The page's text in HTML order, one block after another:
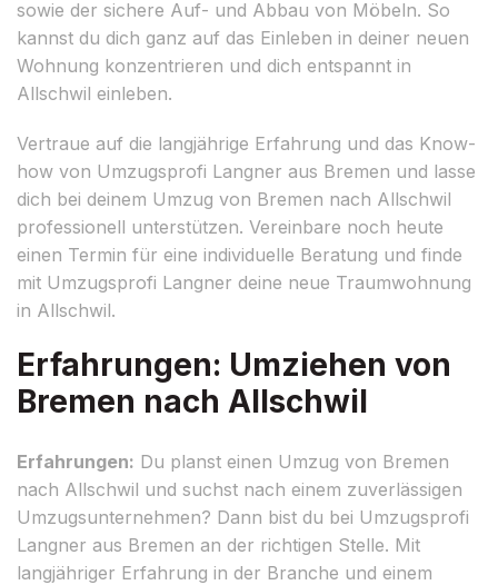
sowie der sichere Auf- und Abbau von Möbeln. So
kannst du dich ganz auf das Einleben in deiner neuen
Wohnung konzentrieren und dich entspannt in
Allschwil einleben.
Vertraue auf die langjährige Erfahrung und das Know-
how von Umzugsprofi Langner aus Bremen und lasse
dich bei deinem Umzug von Bremen nach Allschwil
professionell unterstützen. Vereinbare noch heute
einen Termin für eine individuelle Beratung und finde
mit Umzugsprofi Langner deine neue Traumwohnung
in Allschwil.
Erfahrungen: Umziehen von
Bremen nach Allschwil
Erfahrungen: Du planst einen Umzug von Bremen
nach Allschwil und suchst nach einem zuverlässigen
Umzugsunternehmen? Dann bist du bei Umzugsprofi
Langner aus Bremen an der richtigen Stelle. Mit
langjähriger Erfahrung in der Branche und einem